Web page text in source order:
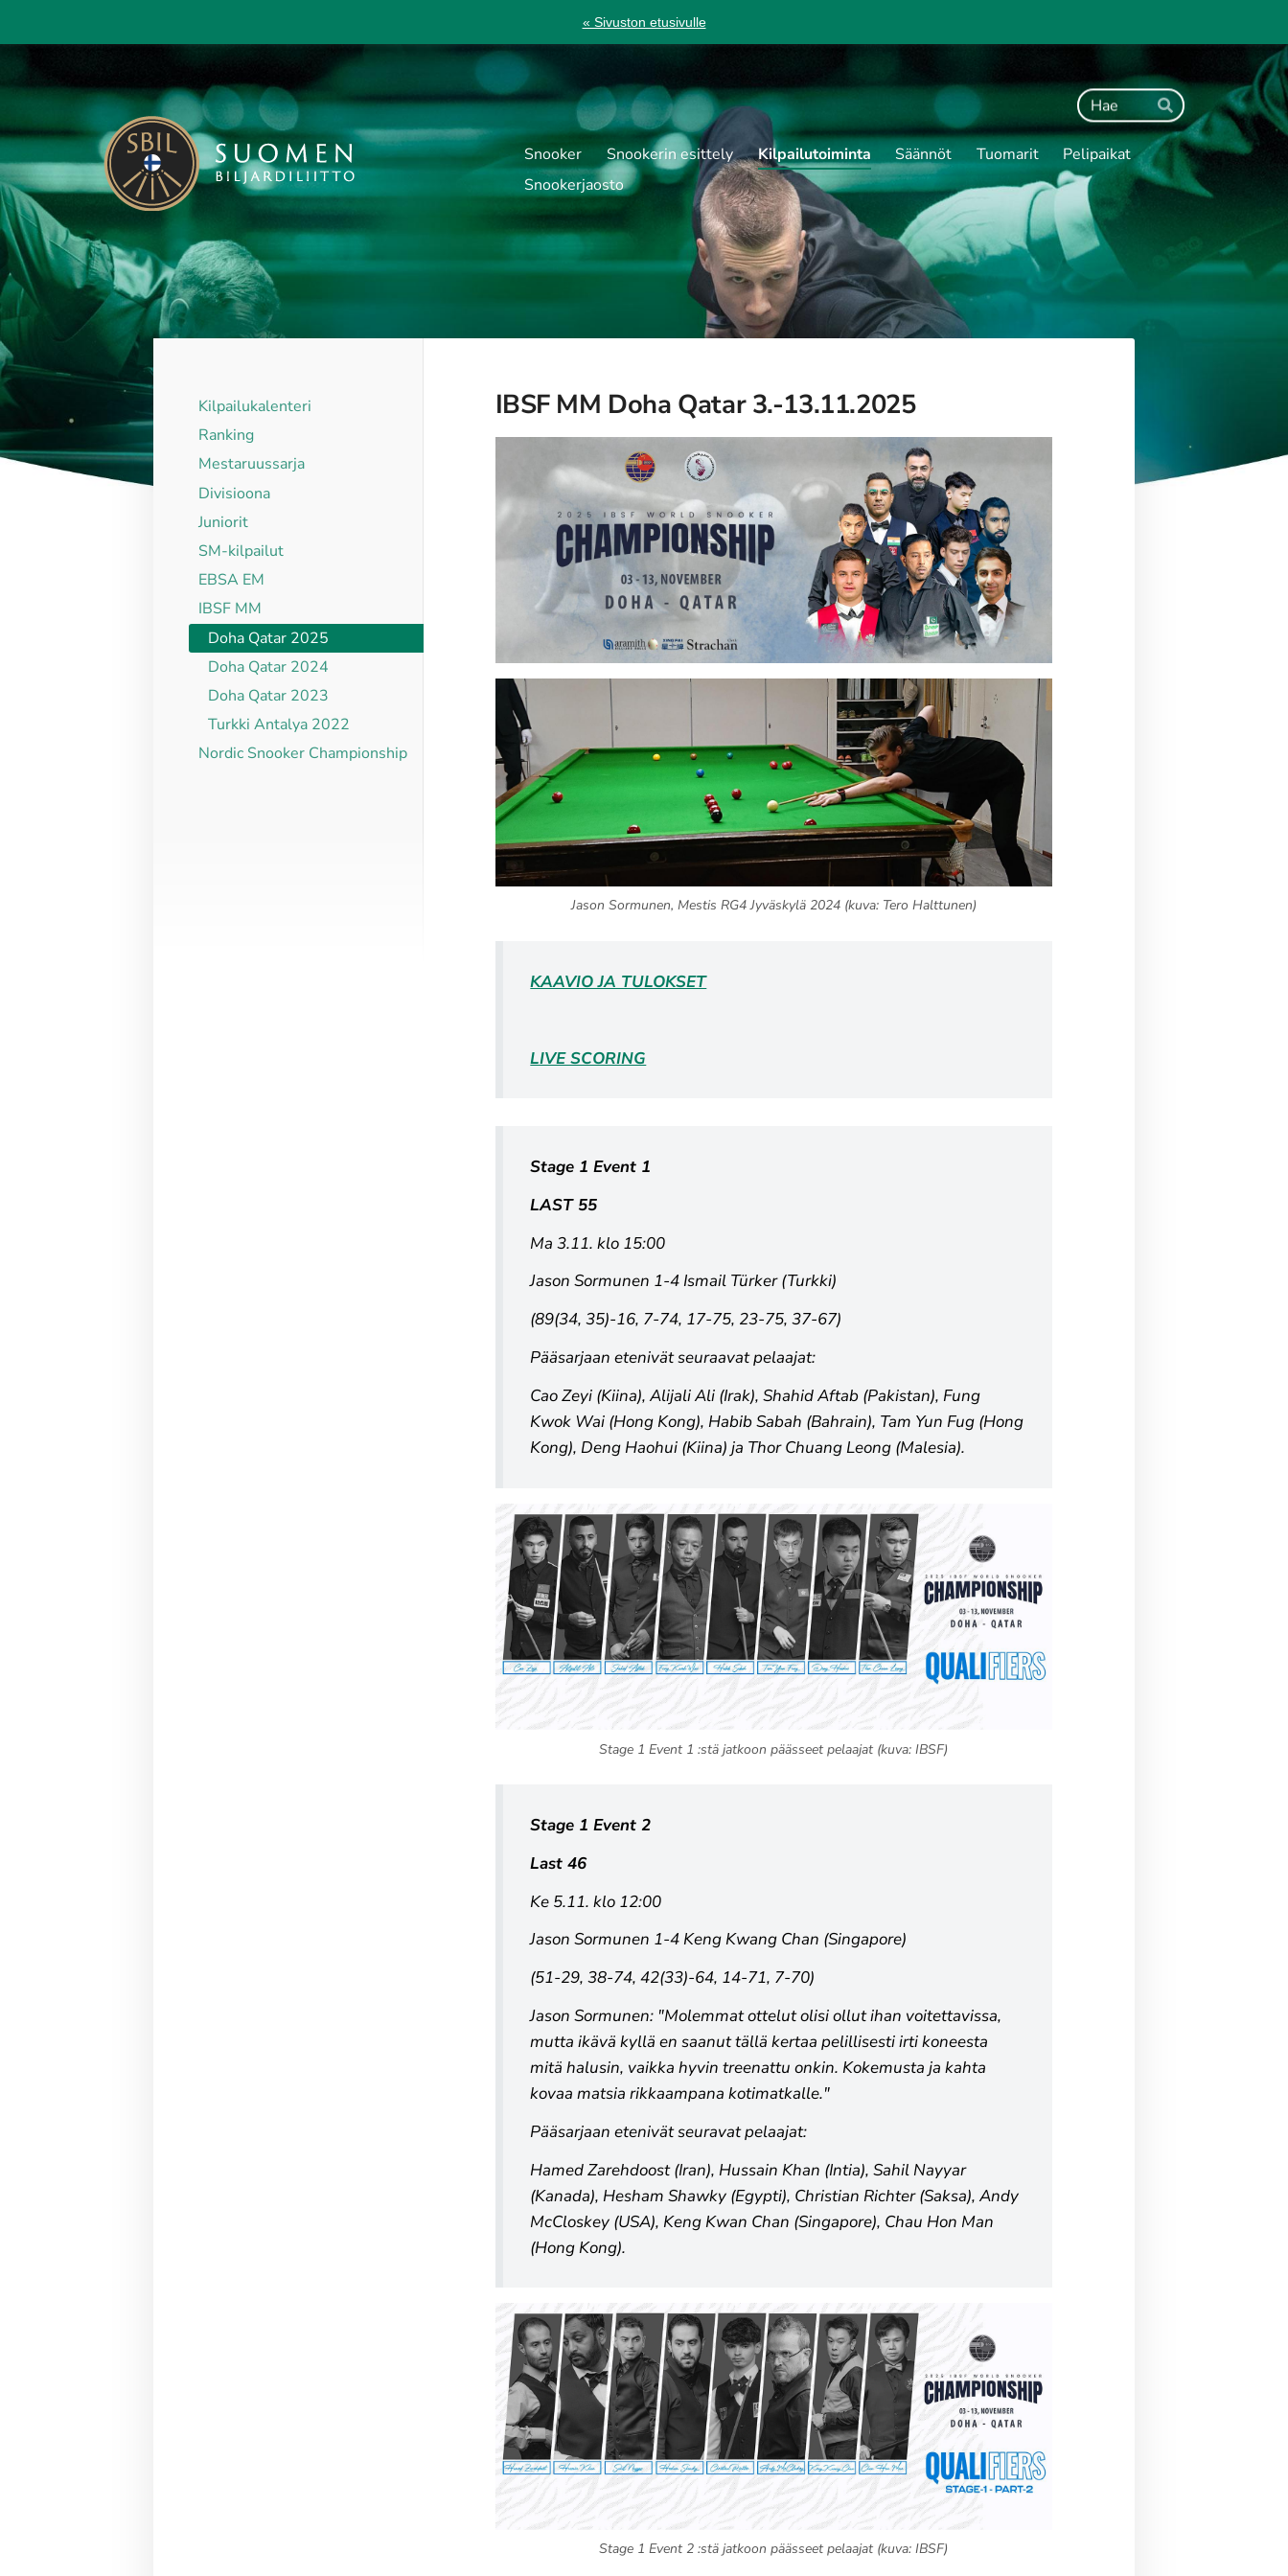
sivun
« Sivuston etusivulle
Haku
Hae
Suomen Biljardiliitto ry
Snooker Snookerin esittely Kilpailutoiminta Säännöt Tuomarit
Pelipaikat
Snookerjaosto
Kilpailukalenteri
Ranking
Mestaruussarja
Divisioona
Juniorit
SM-kilpailut
EBSA EM
IBSF MM
Doha Qatar 2025
Doha Qatar 2024
Doha Qatar 2023
Turkki Antalya 2022
Nordic Snooker Championship
IBSF MM Doha Qatar 3.-13.11.2025
Jason Sormunen, Mestis RG4 Jyväskylä 2024 (kuva: Tero Halttunen)
KAAVIO JA TULOKSET
LIVE SCORING
Stage 1 Event 1
LAST 55
Ma 3.11. klo 15:00
Jason Sormunen 1-4 Ismail Türker (Turkki)
(89(34, 35)-16, 7-74, 17-75, 23-75, 37-67)
Pääsarjaan etenivät seuraavat pelaajat:
Cao Zeyi (Kiina), Alijali Ali (Irak), Shahid Aftab (Pakistan), Fung
Kwok Wai (Hong Kong), Habib Sabah (Bahrain), Tam Yun Fug (Hong
Kong), Deng Haohui (Kiina) ja Thor Chuang Leong (Malesia).
Stage 1 Event 1 :stä jatkoon päässeet pelaajat (kuva: IBSF)
Stage 1 Event 2
Last 46
Ke 5.11. klo 12:00
Jason Sormunen 1-4 Keng Kwang Chan (Singapore)
(51-29, 38-74, 42(33)-64, 14-71, 7-70)
Jason Sormunen: "Molemmat ottelut olisi ollut ihan voitettavissa,
mutta ikävä kyllä en saanut tällä kertaa pelillisesti irti koneesta
mitä halusin, vaikka hyvin treenattu onkin. Kokemusta ja kahta
kovaa matsia rikkaampana kotimatkalle."
Pääsarjaan etenivät seuravat pelaajat:
Hamed Zarehdoost (Iran), Hussain Khan (Intia), Sahil Nayyar
(Kanada), Hesham Shawky (Egypti), Christian Richter (Saksa), Andy
McCloskey (USA), Keng Kwan Chan (Singapore), Chau Hon Man
(Hong Kong).
Stage 1 Event 2 :stä jatkoon päässeet pelaajat (kuva: IBSF)